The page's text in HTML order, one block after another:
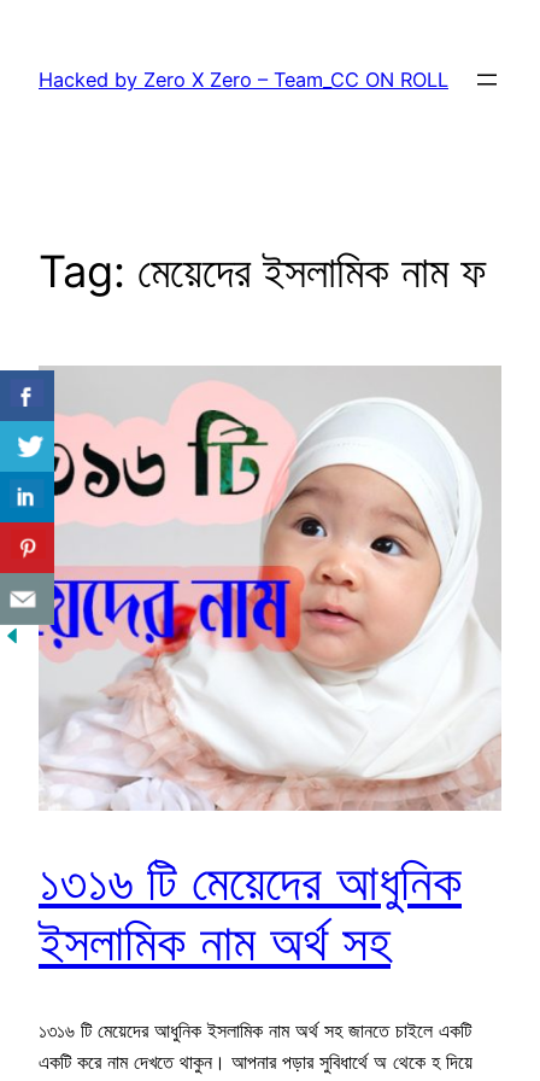
content
Hacked by Zero X Zero – Team_CC ON ROLL
Tag: মেয়েদের ইসলামিক নাম ফ
১৩১৬ টি মেয়েদের আধুনিক
ইসলামিক নাম অর্থ সহ
১৩১৬ টি মেয়েদের আধুনিক ইসলামিক নাম অর্থ সহ জানতে চাইলে একটি
একটি করে নাম দেখতে থাকুন। আপনার পড়ার সুবিধার্থে অ থেকে হ দিয়ে